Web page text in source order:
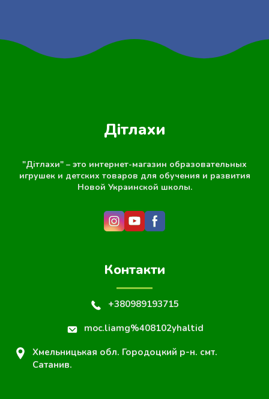
Дітлахи
"Дітлахи" – это интернет-магазин образовательных
игрушек и детских товаров для обучения и развития
Новой Украинской школы.
Контакти
+380989193715
moc.liamg%408102yhaltid
Хмельницькая обл. Городоцкий р-н. смт.
Сатанив.